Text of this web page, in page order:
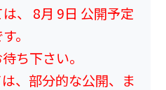
、 8月 9日 公開予定
。
ち下さい。
、部分的な公開、ま